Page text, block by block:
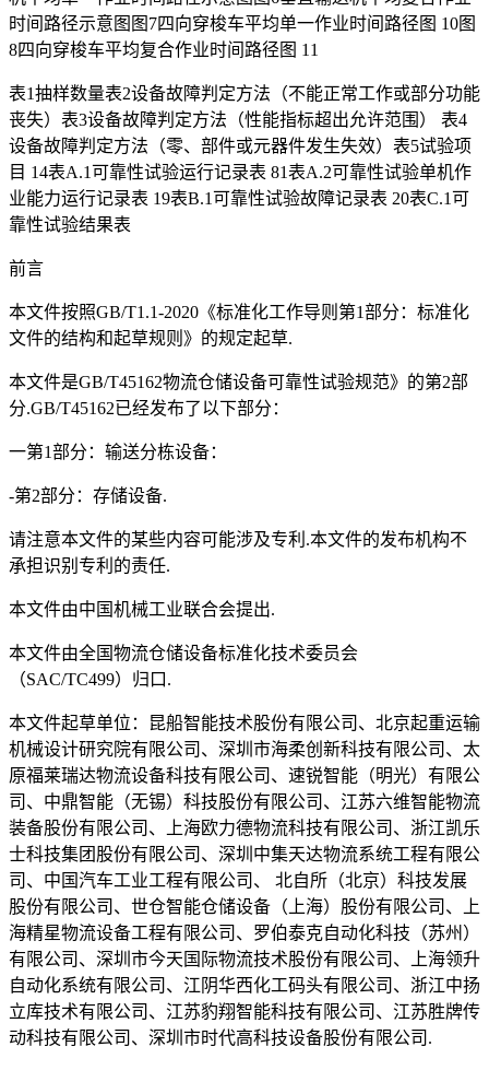
时间路径示意图图7四向穿梭车平均单一作业时间路径图 10图
8四向穿梭车平均复合作业时间路径图 11
表1抽样数量表2设备故障判定方法（不能正常工作或部分功能
丧失）表3设备故障判定方法（性能指标超出允许范围） 表4
设备故障判定方法（零、部件或元器件发生失效）表5试验项
目 14表A.1可靠性试验运行记录表 81表A.2可靠性试验单机作
业能力运行记录表 19表B.1可靠性试验故障记录表 20表C.1可
靠性试验结果表
前言
本文件按照GB/T1.1-2020《标准化工作导则第1部分：标准化
文件的结构和起草规则》的规定起草.
本文件是GB/T45162物流仓储设备可靠性试验规范》的第2部
分.GB/T45162已经发布了以下部分：
一第1部分：输送分栋设备：
-第2部分：存储设备.
请注意本文件的某些内容可能涉及专利.本文件的发布机构不
承担识别专利的责任.
本文件由中国机械工业联合会提出.
本文件由全国物流仓储设备标准化技术委员会
（SAC/TC499）归口.
本文件起草单位：昆船智能技术股份有限公司、北京起重运输
机械设计研究院有限公司、深圳市海柔创新科技有限公司、太
原福莱瑞达物流设备科技有限公司、速锐智能（明光）有限公
司、中鼎智能（无锡）科技股份有限公司、江苏六维智能物流
装备股份有限公司、上海欧力德物流科技有限公司、浙江凯乐
士科技集团股份有限公司、深圳中集天达物流系统工程有限公
司、中国汽车工业工程有限公司、 北自所（北京）科技发展
股份有限公司、世仓智能仓储设备（上海）股份有限公司、上
海精星物流设备工程有限公司、罗伯泰克自动化科技（苏州）
有限公司、深圳市今天国际物流技术股份有限公司、上海领升
自动化系统有限公司、江阴华西化工码头有限公司、浙江中扬
立库技术有限公司、江苏豹翔智能科技有限公司、江苏胜牌传
动科技有限公司、深圳市时代高科技设备股份有限公司.